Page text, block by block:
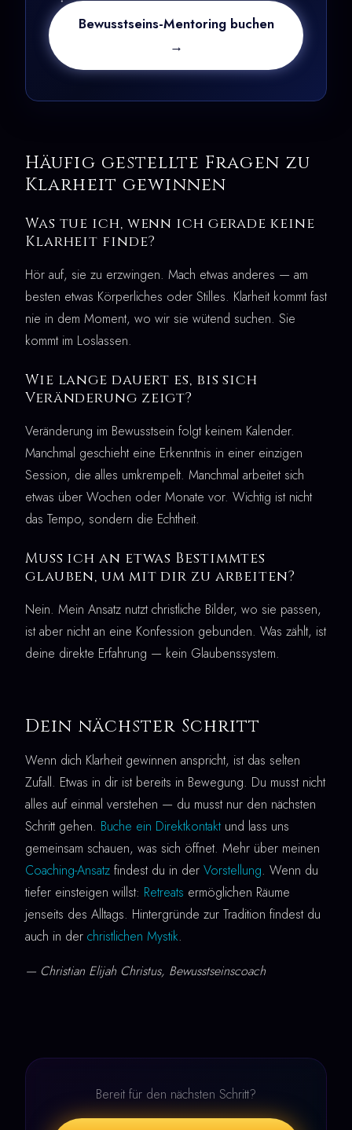
Bewusstseins-Mentoring buchen
→
Häufig gestellte Fragen zu
Klarheit gewinnen
Was tue ich, wenn ich gerade keine
Klarheit finde?
Hör auf, sie zu erzwingen. Mach etwas anderes — am
besten etwas Körperliches oder Stilles. Klarheit kommt fast
nie in dem Moment, wo wir sie wütend suchen. Sie
kommt im Loslassen.
Wie lange dauert es, bis sich
Veränderung zeigt?
Veränderung im Bewusstsein folgt keinem Kalender.
Manchmal geschieht eine Erkenntnis in einer einzigen
Session, die alles umkrempelt. Manchmal arbeitet sich
etwas über Wochen oder Monate vor. Wichtig ist nicht
das Tempo, sondern die Echtheit.
Muss ich an etwas Bestimmtes
glauben, um mit dir zu arbeiten?
Nein. Mein Ansatz nutzt christliche Bilder, wo sie passen,
ist aber nicht an eine Konfession gebunden. Was zählt, ist
deine direkte Erfahrung — kein Glaubenssystem.
Dein nächster Schritt
Wenn dich Klarheit gewinnen anspricht, ist das selten
Zufall. Etwas in dir ist bereits in Bewegung. Du musst nicht
alles auf einmal verstehen — du musst nur den nächsten
Schritt gehen. Buche ein Direktkontakt und lass uns
gemeinsam schauen, was sich öffnet. Mehr über meinen
Coaching-Ansatz findest du in der Vorstellung. Wenn du
tiefer einsteigen willst: Retreats ermöglichen Räume
jenseits des Alltags. Hintergründe zur Tradition findest du
auch in der christlichen Mystik.
— Christian Elijah Christus, Bewusstseinscoach
Bereit für den nächsten Schritt?